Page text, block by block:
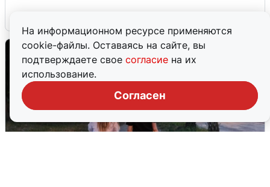
На информационном ресурсе применяются
cookie-файлы. Оставаясь на сайте, вы
подтверждаете свое согласие на их
использование.
Согласен